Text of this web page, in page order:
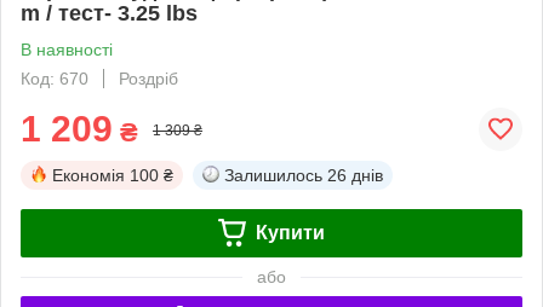
m / тест- 3.25 lbs
В наявності
Код: 670
Роздріб
1 209 ₴ 1 309 ₴
Економія 100 ₴ Залишилось 26 днів
Купити
або